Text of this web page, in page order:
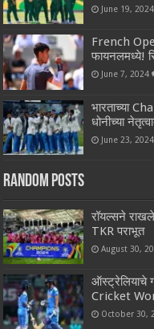
June 19, 2024
French
फायनलमध्ये!
June 7, 2024
भारताच्या
धोनीच्या
June 23, 2024
Random Posts
रॉयल्सने
TKR पराभूत
August 30,
ऑस्ट्रेलियाचे
Cricket
October 30,